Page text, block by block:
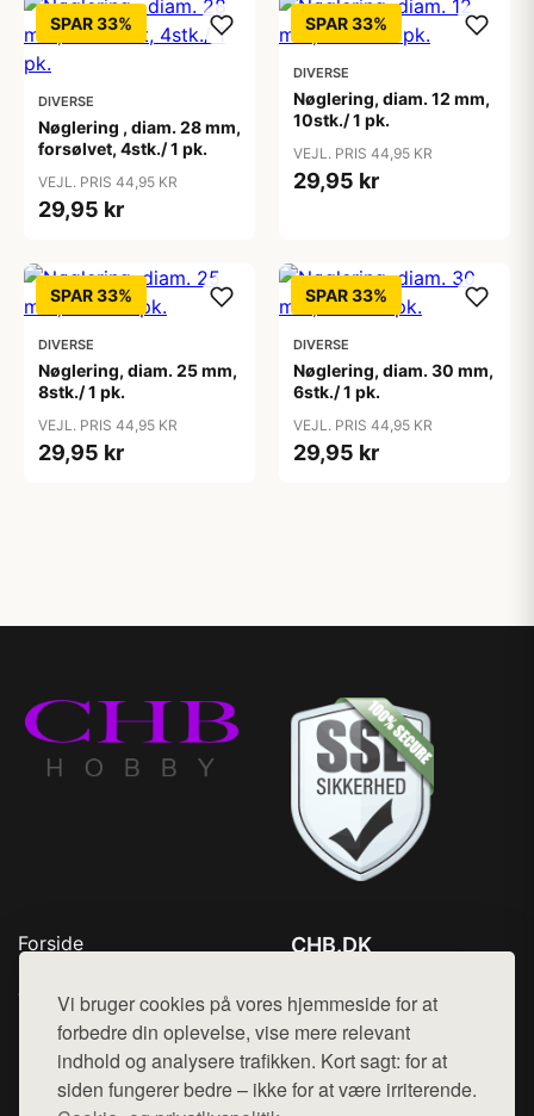
Vi bruger cookies på vores hjemmeside for at
forbedre din oplevelse, vise mere relevant
indhold og analysere trafikken. Kort sagt: for at
siden fungerer bedre – ikke for at være irriterende.
SPAR 33%
DIVERSE
Nøglering , diam. 28 mm,
forsølvet, 4stk./ 1 pk.
VEJL. PRIS 44,95 KR
29,95 kr
SPAR 33%
DIVERSE
Nøglering, diam. 12 mm,
10stk./ 1 pk.
VEJL. PRIS 44,95 KR
29,95 kr
SPAR 33%
DIVERSE
Nøglering, diam. 25 mm,
8stk./ 1 pk.
VEJL. PRIS 44,95 KR
29,95 kr
SPAR 33%
DIVERSE
Nøglering, diam. 30 mm,
6stk./ 1 pk.
VEJL. PRIS 44,95 KR
29,95 kr
Forside
Top Rabatter
Kontakt
CHB.DK
Mail: hej@want.dk
Cookie- og privatlivspolitik